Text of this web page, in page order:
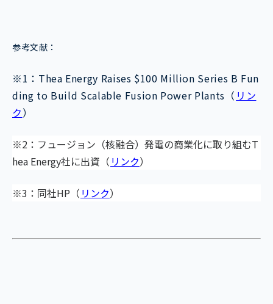
参考文献：
※1：Thea Energy Raises $100 Million Series B Fun
ding to Build Scalable Fusion Power Plants（ リン
ク）
※2： フュージョン（核融合）発電の商業化に取り組むT
hea Energy社に出資 （ リンク）
※3：同社HP（ リンク）